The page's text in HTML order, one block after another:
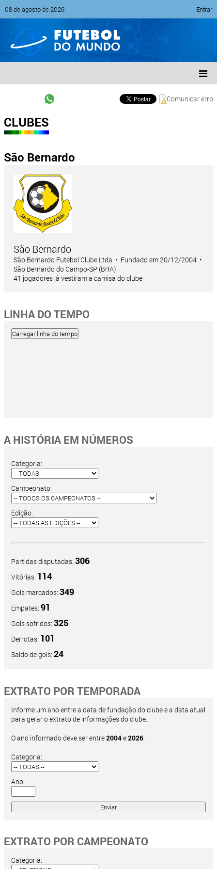
08 de agosto de 2026 Entrar
Comunicar erro
CLUBES
São Bernardo
São Bernardo
São Bernardo Futebol Clube Ltda • Fundado em 20/12/2004 •
São Bernardo do Campo-SP (BRA)
41 jogadores já vestiram a camisa do clube
LINHA DO TEMPO
A HISTÓRIA EM NÚMEROS
Categoria:
Campeonato:
Edição:
Partidas disputadas: 306
Vitórias: 114
Gols marcados: 349
Empates: 91
Gols sofridos: 325
Derrotas: 101
Saldo de gols: 24
EXTRATO POR TEMPORADA
Informe um ano entre a data de fundação do clube e a data atual
para gerar o extrato de informações do clube.
O ano informado deve ser entre2004e2026.
Categoria:
Ano:
EXTRATO POR CAMPEONATO
Categoria: